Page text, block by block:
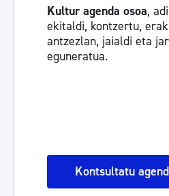
Kultur agenda osoa,
ekitaldi, kontzertu,
antzezlan, jaialdi eta
eguneratua.
Kontsultatu